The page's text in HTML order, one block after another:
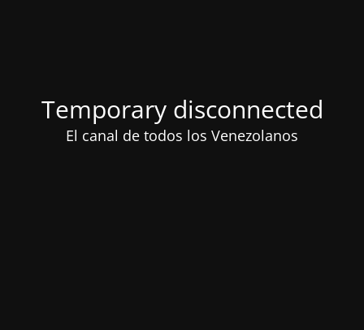
Temporary disconnected
El canal de todos los Venezolanos